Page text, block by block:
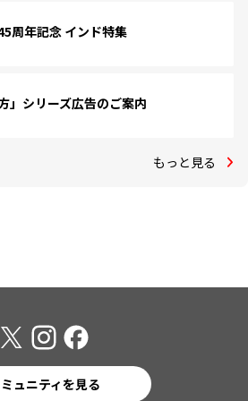
周年記念 インド特集
」シリーズ広告のご案内
もっと見る
ュニティを見る